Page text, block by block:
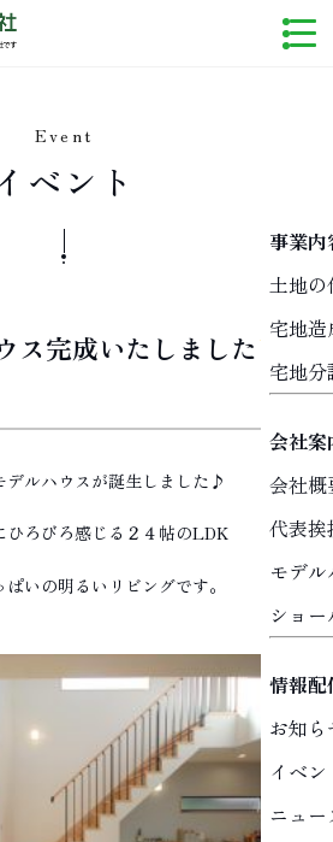
事業内
土地の
宅地造
宅地
会社案
会社概
代表挨
モデ
ショ
情報配
お知ら
イベン
ニュ
Event
ベント
ス完成いたしました
デルハウスが誕生しました♪
ひろびろ感じる２４帖のLDK
いの明るいリビングです。